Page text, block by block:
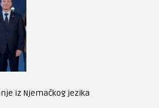
iz Njemačkog jezika